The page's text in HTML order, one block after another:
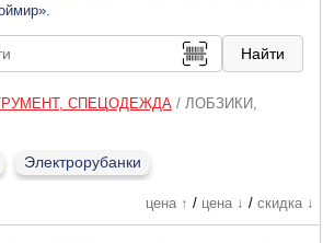
СПЕЦОДЕЖДА/ ЛОБЗИКИ,
Электрорубанки
цена ↑ / цена ↓ / скидка ↓